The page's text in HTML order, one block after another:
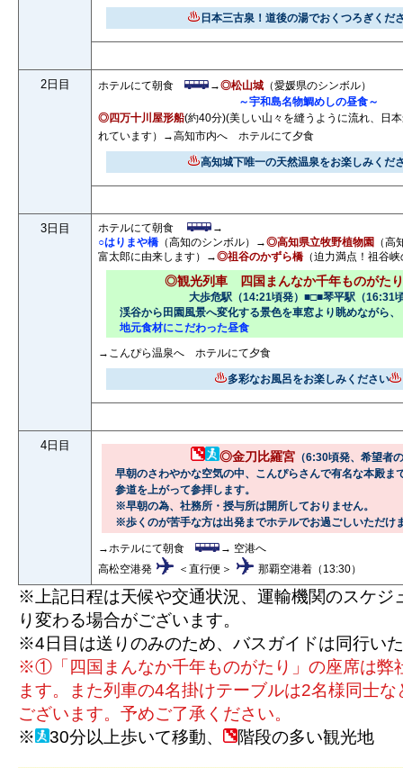
日本三古泉！道後の湯でおくつろぎくだ
2日目 ホテルにて朝食 →◎松山城 （愛媛県のシンボル）
～宇和島名物鯛めしの昼食～
◎四万十川屋形船(約40分)(美しい山々を縫うように流れ、日
れています）→高知市内へ ホテルにて夕食
高知城下唯一の天然温泉をお楽しみくだ
3日目 ホテルにて朝食
→
○はりまや橋 （高知のシンボル）→◎高知県立牧野植物園 （
富太郎に由来します）→◎祖谷のかずら橋 （迫力満点！祖谷
◎観光列車 四国まんなか千年ものがた
大歩危駅（14:21頃発）■□■琴平駅（16:31
渓谷から田園風景へ変化する景色を車窓より眺めながら、
地元食材にこだわった昼食
→こんぴら温泉へ ホテルにて夕食
多彩なお風呂をお楽しみください
4日目
◎金刀比羅宮 （6:30頃発、希望者
早朝のさわやかな空気の中、こんぴらさんで有名な本殿ま
参道を上がって参拝します。
※早朝の為、社務所・授与所は開所しておりません。
※歩くのが苦手な方は出発までホテルでお過ごしいただけ
→ホテルにて朝食
→ 空港へ
高松空港発
＜直行便＞ 那覇空港着（13:30）
※上記日程は天候や交通状況、運輸機関のスケジ
り変わる場合がございます。
※4日目は送りのみのため、バスガイドは同行い
※①「四国まんなか千年ものがたり」の座席は弊
ます。また列車の4名掛けテーブルは2名様同士
ございます。予めご了承ください。
※
30分以上歩いて移動、 階段の多い観光地